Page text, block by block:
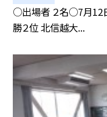
○出場者 ２名○7月12
勝２位 北信越大...